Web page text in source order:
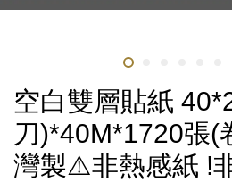
空白雙層貼紙
刀)*40M*1720張(
灣製⚠️非熱感紙 !